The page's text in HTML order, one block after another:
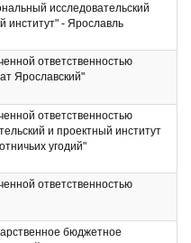
исследовательский
институт" - Ярославль
исследований
перспективной
ответственностью
Ярославский"
ответственностью
и проектный институт
угодий"
ответственностью
бюджетное